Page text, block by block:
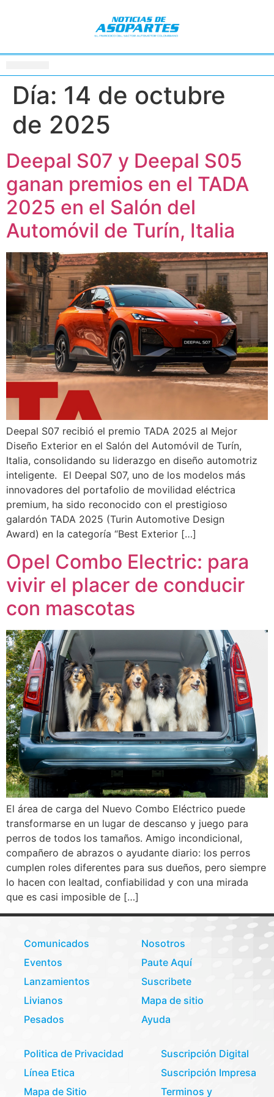
Día: 14 de octubre
de 2025
Deepal S07 y Deepal S05
ganan premios en el TADA
2025 en el Salón del
Automóvil de Turín, Italia
Deepal S07 recibió el premio TADA 2025 al Mejor
Diseño Exterior en el Salón del Automóvil de Turín,
Italia, consolidando su liderazgo en diseño automotriz
inteligente. El Deepal S07, uno de los modelos más
innovadores del portafolio de movilidad eléctrica
premium, ha sido reconocido con el prestigioso
galardón TADA 2025 (Turin Automotive Design
Award) en la categoría “Best Exterior […]
Opel Combo Electric: para
vivir el placer de conducir
con mascotas
El área de carga del Nuevo Combo Eléctrico puede
transformarse en un lugar de descanso y juego para
perros de todos los tamaños. Amigo incondicional,
compañero de abrazos o ayudante diario: los perros
cumplen roles diferentes para sus dueños, pero siempre
lo hacen con lealtad, confiabilidad y con una mirada
que es casi imposible de […]
Comunicados
Eventos
Lanzamientos
Livianos
Pesados
Nosotros
Paute Aquí
Suscribete
Mapa de sitio
Ayuda
Politica de Privacidad
Línea Etica
Mapa de Sitio
Suscripción Digital
Suscripción Impresa
Terminos y